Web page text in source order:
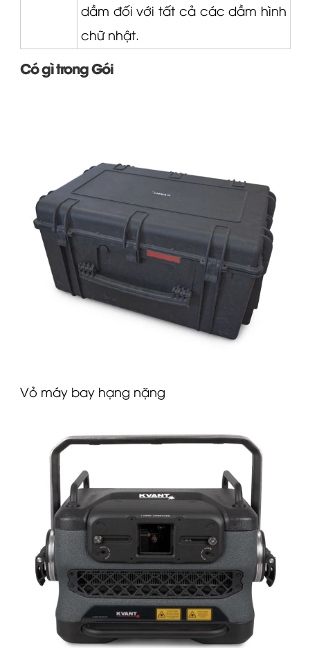
dầm đối với tất cả các dầm hình
chữ nhật.
Có gì trong Gói
Vỏ máy bay hạng nặng